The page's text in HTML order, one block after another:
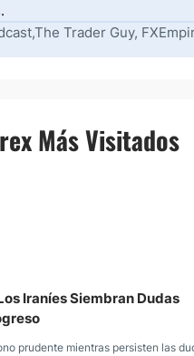
Trader Guy,
Más Visitados
Iraníes Siembran Dudas
prudente mientras persisten las